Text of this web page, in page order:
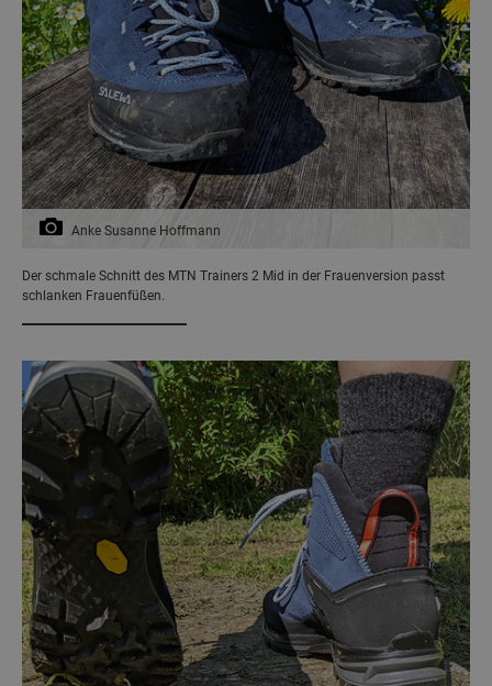
Anke Susanne Hoffmann
Der schmale Schnitt des MTN Trainers 2 Mid in der Frauenversion passt
schlanken Frauenfüßen.